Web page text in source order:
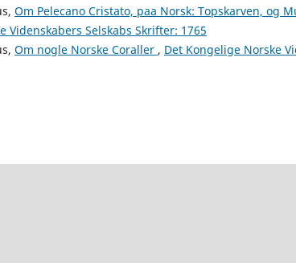
Om Pelecano Cristato, paa Norsk: Topskarven, og
Videnskabers Selskabs Skrifter: 1765
Om nogle Norske Coraller , Det Kongelige Norske